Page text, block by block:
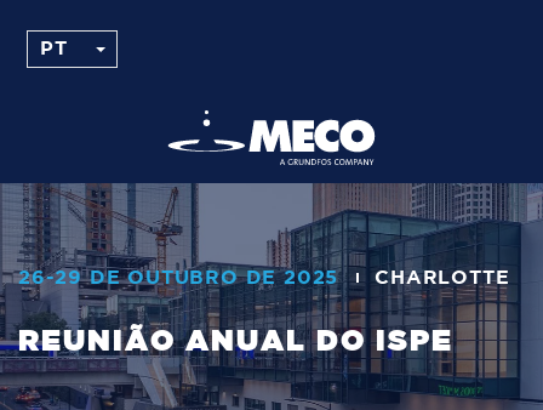
26-29 DE OUTUBRO DE 2025 CHARLOTTE
REUNIÃO ANUAL DO ISPE